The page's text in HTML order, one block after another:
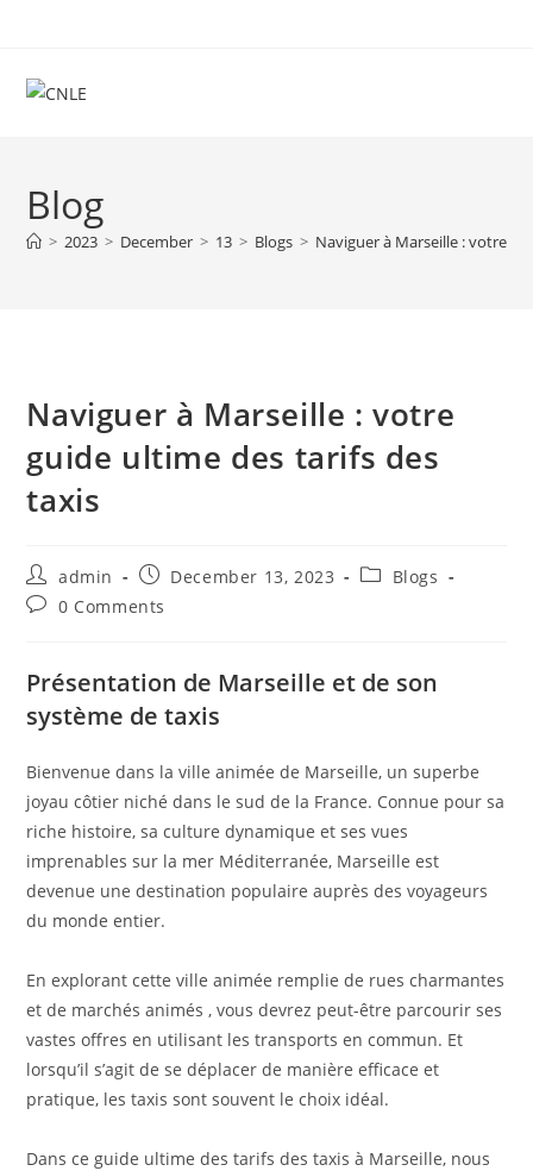
content
Blog
> 2023 > December > 13 > Blogs > Naviguer à Marseille : votre
Naviguer à Marseille : votre
guide ultime des tarifs des
taxis
Post
author:
admin
Post
published:
December 13, 2023
PostBlogs
Post0 Comments
Présentation de Marseille et de son
système de taxis
Bienvenue dans la ville animée de Marseille, un superbe
joyau côtier niché dans le sud de la France. Connue pour sa
riche histoire, sa culture dynamique et ses vues
imprenables sur la mer Méditerranée, Marseille est
devenue une destination populaire auprès des voyageurs
du monde entier.
En explorant cette ville animée remplie de rues charmantes
et de marchés animés , vous devrez peut-être parcourir ses
vastes offres en utilisant les transports en commun. Et
lorsqu’il s’agit de se déplacer de manière efficace et
pratique, les taxis sont souvent le choix idéal.
Dans ce guide ultime des tarifs des taxis à Marseille, nous